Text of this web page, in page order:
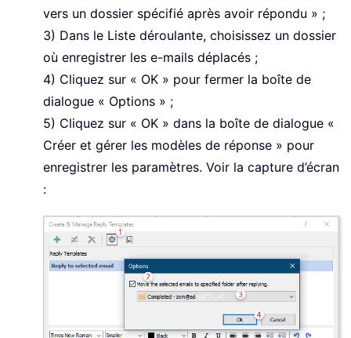
vers un dossier spécifié après avoir répondu » ;
3) Dans le Liste déroulante, choisissez un dossier
où enregistrer les e-mails déplacés ;
4) Cliquez sur « OK » pour fermer la boîte de
dialogue « Options » ;
5) Cliquez sur « OK » dans la boîte de dialogue «
Créer et gérer les modèles de réponse » pour
enregistrer les paramètres. Voir la capture d’écran
: